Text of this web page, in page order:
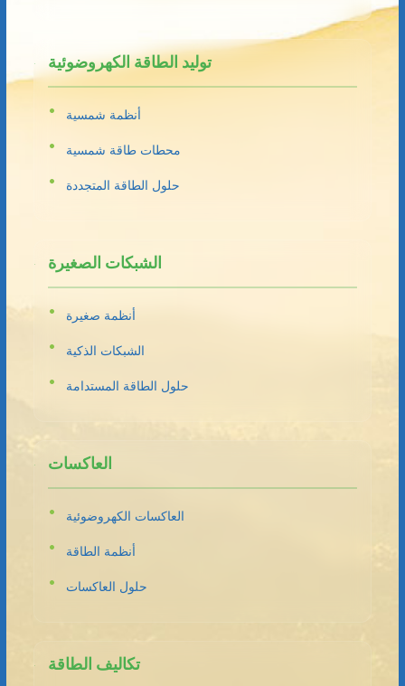
توليد الطاقة الكهروضوئية
أنظمة شمسية
محطات طاقة شمسية
حلول الطاقة المتجددة
الشبكات الصغيرة
أنظمة صغيرة
الشبكات الذكية
حلول الطاقة المستدامة
العاكسات
العاكسات الكهروضوئية
أنظمة الطاقة
حلول العاكسات
تكاليف الطاقة